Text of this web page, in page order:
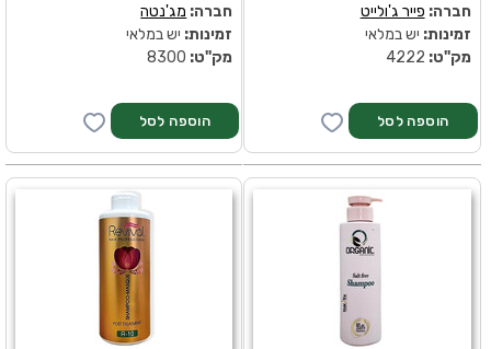
חברה: מג'נטה
זמינות: יש במלאי
מק''ט:
חברה: פייר ג'ולייט
זמינות: יש במלאי
מק''ט: